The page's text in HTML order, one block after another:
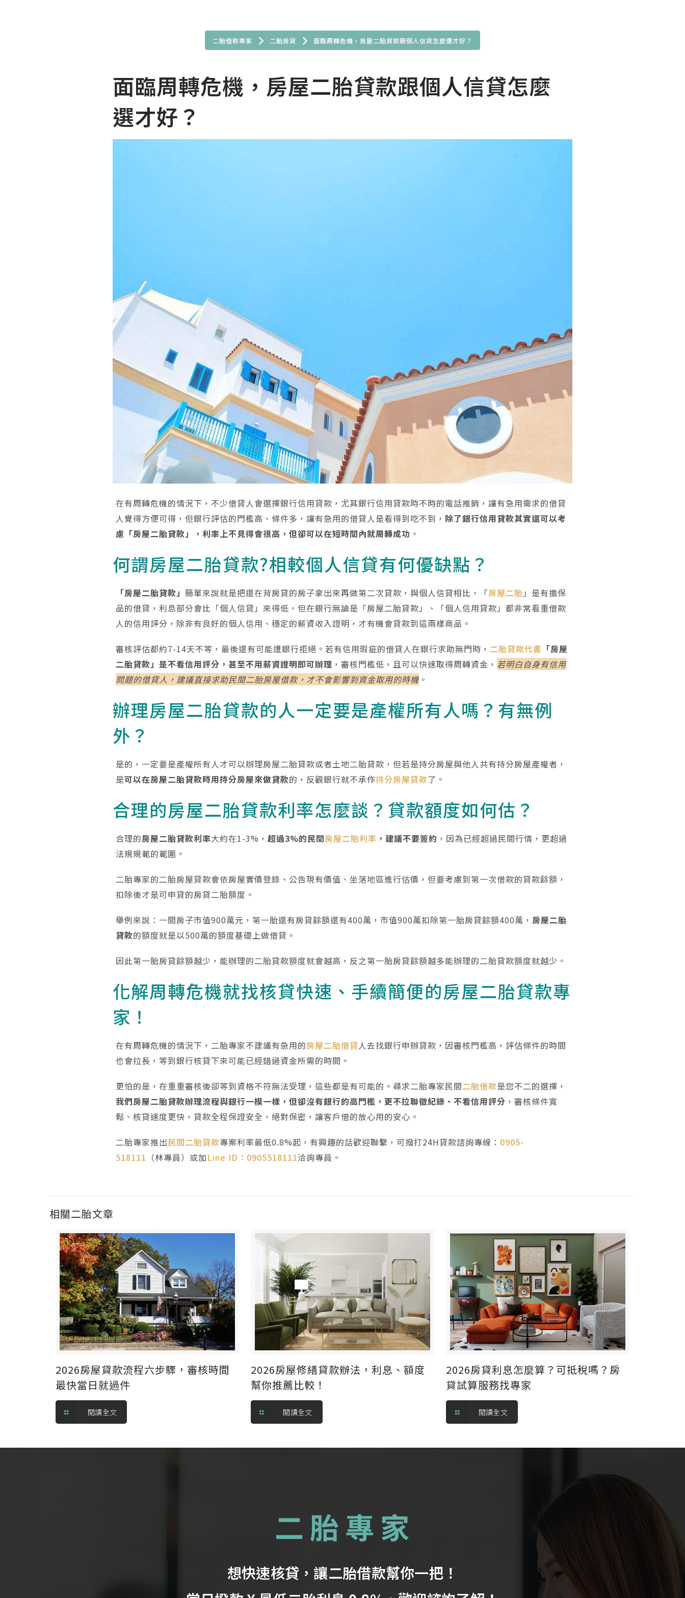
二胎借款專家 二胎房貸 面臨周轉危機，房屋二胎貸款跟個人信貸怎麼選才好？
面臨周轉危機，房屋二胎貸款跟個人信貸怎麼
選才好？
在有周轉危機的情況下，不少借貸人會選擇銀行信用貸款，尤其銀行信用貸款時不時的電話推銷，讓有急用需求的借貸
人覺得方便可得，但銀行評估的門檻高、條件多，讓有急用的借貸人是看得到吃不到， 除了銀行信用貸款其實還可以考
慮「房屋二胎貸款」，利率上不見得會很高，但卻可以在短時間內就周轉成功 。
何謂房屋二胎貸款?相較個人信貸有何優缺點？
「房屋二胎貸款」簡單來說就是把還在背房貸的房子拿出來再做第二次貸款，與個人信貸相比，「房屋二胎 」是有擔保
品的借貸，利息部分會比「個人信貸」來得低，但在銀行無論是「房屋二胎貸款」、「個人信用貸款」都非常看重借款
人的信用評分，除非有良好的個人信用、穩定的薪資收入證明，才有機會貸款到這兩樣商品。
審核評估都約7-14天不等，最後還有可能遭銀行拒絕。若有信用瑕疵的借貸人在銀行求助無門時， 二胎貸款代書 「房屋
二胎貸款」是不看信用評分，甚至不用薪資證明即可辦理 ，審核門檻低，且可以快速取得周轉資金， 若明白自身有信用
問題的借貸人，建議直接求助民間二胎房屋借款，才不會影響到資金取用的時機 。
辦理房屋二胎貸款的人一定要是產權所有人嗎？有無例
外？
是的，一定要是產權所有人才可以辦理房屋二胎貸款或者土地二胎貸款，但若是持分房屋與他人共有持分房屋產權者，
是可以在房屋二胎貸款時用持分房屋來做貸款的，反觀銀行就不承作持分房屋貸款了。
合理的房屋二胎貸款利率怎麼談？貸款額度如何估？
合理的房屋二胎貸款利率大約在1-3%，超過3%的民間房屋二胎利率 ，建議不要簽約 ，因為已經超過民間行情，更超過
法規規範的範圍。
二胎專家的二胎房屋貸款會依房屋實價登錄、公告現有價值、坐落地區進行估價，但要考慮到第一次借款的貸款餘額，
扣除後才是可申貸的房貸二胎額度。
舉例來說：一間房子市值900萬元，第一胎還有房貸餘額還有400萬，市值900萬扣除第一胎房貸餘額400萬，房屋二胎
貸款的額度就是以500萬的額度基礎上做借貸。
因此第一胎房貸餘額越少，能辦理的二胎貸款額度就會越高，反之第一胎房貸餘額越多能辦理的二胎貸款額度就越少。
化解周轉危機就找核貸快速、手續簡便的房屋二胎貸款專
家！
在有周轉危機的情況下，二胎專家不建議有急用的房屋二胎借貸人去找銀行申辦貸款，因審核門檻高，評估條件的時間
也會拉長，等到銀行核貸下來可能已經錯過資金所需的時間。
更怕的是，在重重審核後卻等到資格不符無法受理，這些都是有可能的。尋求二胎專家民間二胎借款是您不二的選擇，
我們房屋二胎貸款辦理流程與銀行一模一樣，但卻沒有銀行的高門檻，更不拉聯徵紀錄、不看信用評分 ，審核條件寬
鬆、核貸速度更快，貸款全程保證安全、絕對保密，讓客戶借的放心用的安心。
二胎專家推出民間二胎貸款專案利率最低0.8%起，有興趣的話歡迎聯繫，可撥打24H貸款諮詢專線： 0905-
518111 （林專員）或加Line ID：0905518111洽詢專員。
相關二胎文章
2026房屋貸款流程六步驟，審核時間
最快當日就過件
閱讀全文
2026房屋修繕貸款辦法，利息、額度
幫你推薦比較！
閱讀全文
2026房貸利息怎麼算？可抵稅嗎？房
貸試算服務找專家
閱讀全文
想快速核貸，讓二胎借款幫你一把！